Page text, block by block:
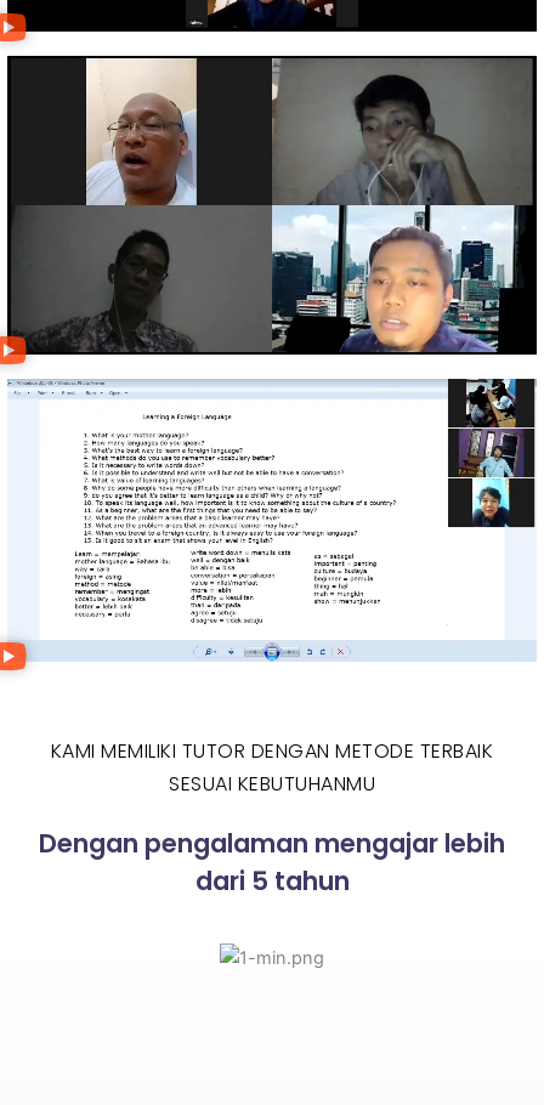
KAMI MEMILIKI TUTOR DENGAN METODE TERBAIK
SESUAI KEBUTUHANMU
Dengan pengalaman mengajar lebih
dari 5 tahun